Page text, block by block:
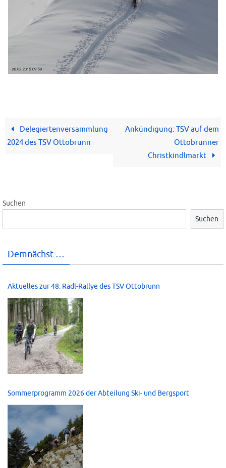
Delegiertenversammlung
2024 des TSV Ottobrunn
Ankündigung: TSV auf dem
Ottobrunner
Christkindlmarkt
Suchen
Suchen
Demnächst …
Aktuelles zur 48. Radl-Rallye des TSV Ottobrunn
Sommerprogramm 2026 der Abteilung Ski- und Bergsport